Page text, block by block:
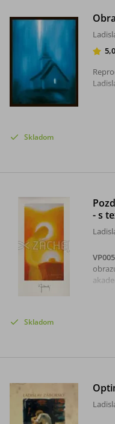
5,0
Skladom
- s
VP005
Skladom